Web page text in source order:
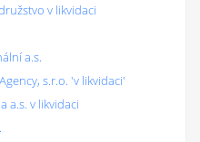
v likvidaci
a.s.
s.r.o. 'v likvidaci'
a.s. v likvidaci